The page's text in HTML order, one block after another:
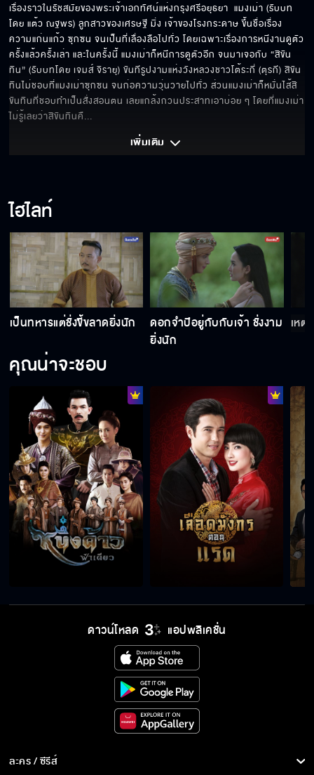
หนึ่งด้าวฟ้าเดียว EP.28[8/8]
เรื่องราวในรัชสมัยของพระเจ้าเอกทัศน์แห่งกรุงศรีอยุธยา  แมงเม่า (รับบท
โดย แต้ว ณฐพร) ลูกสาวของเศรษฐี มิ่ง เจ้าของโรงกระดาษ ขึ้นชื่อเรื่อง
ความแก่นแก้ว ซุกซน จนเป็นที่เลื่องลือไปทั่ว โดยเฉพาะเรื่องการหนีงานดูตัว
ครั้งแล้วครั้งเล่า และในครั้งนี้ แมงเม่าก็หนีการดูตัวอีก จนมาเจอกับ “สิขัน
ทิน” (รับบทโดย เจมส์ จิรายุ) ขันทีรูปงามแห่งวังหลวงชาวโต้ระกี่ (ตุรกี) สิขัน
ทินไม่ชอบที่แมงเม่าซุกซน จนก่อความวุ่นวายไปทั่ว ส่วนแมงเม่าก็หมั่นไส้สิ
ขันทินที่ชอบทำเป็นสั่งสอนตน เลยแกล้งกวนประสาทเอาบ่อย ๆ โดยที่แมงเม่า
ไม่รู้เลยว่าสิขันทินคื...
เพิ่มเติม
ไฮไลท์
เป็นทหารแต่ชั่งขี้ขลาดยิ่งนัก
ดอกจำปีอยู่กับกับเจ้า ชั่งงาม
ยิ่งนัก
เหตุ
คุณน่าจะชอบ
ดาวน์โหลด แอปพลิเคชั่น
ละคร / ซีรีส์